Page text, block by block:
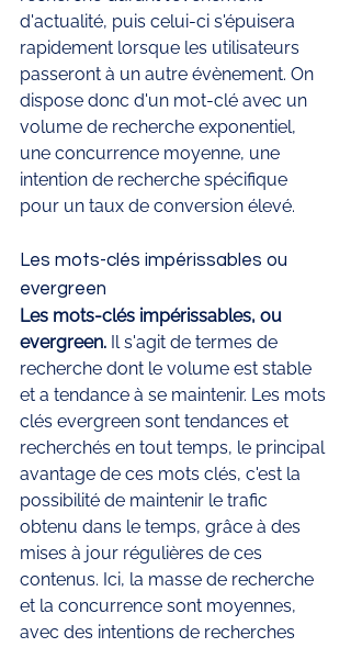
d'actualité, puis celui-ci s'épuisera
rapidement lorsque les utilisateurs
passeront à un autre évènement. On
dispose donc d'un mot-clé avec un
volume de recherche exponentiel,
une concurrence moyenne, une
intention de recherche spécifique
pour un taux de conversion élevé.
Les mots-clés impérissables ou
evergreen
Les mots-clés impérissables, ou
evergreen. Il s'agit de termes de
recherche dont le volume est stable
et a tendance à se maintenir. Les mots
clés evergreen sont tendances et
recherchés en tout temps, le principal
avantage de ces mots clés, c'est la
possibilité de maintenir le trafic
obtenu dans le temps, grâce à des
mises à jour régulières de ces
contenus. Ici, la masse de recherche
et la concurrence sont moyennes,
avec des intentions de recherches